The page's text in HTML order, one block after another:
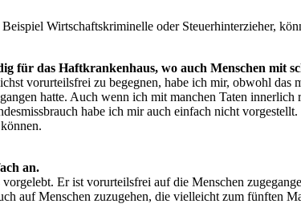
Wirtschaftskriminelle oder Steuerhinterzieher,
für das Haftkrankenhaus, wo auch Menschen mit
vorurteilsfrei zu begegnen, habe ich mir, obwohl
hatte. Auch wenn ich mit manchen Taten
habe ich mir auch einfach nicht
an.
vorgelebt. Er ist vorurteilsfrei auf die Menschen
auf Menschen zuzugehen, die vielleicht zum fünften